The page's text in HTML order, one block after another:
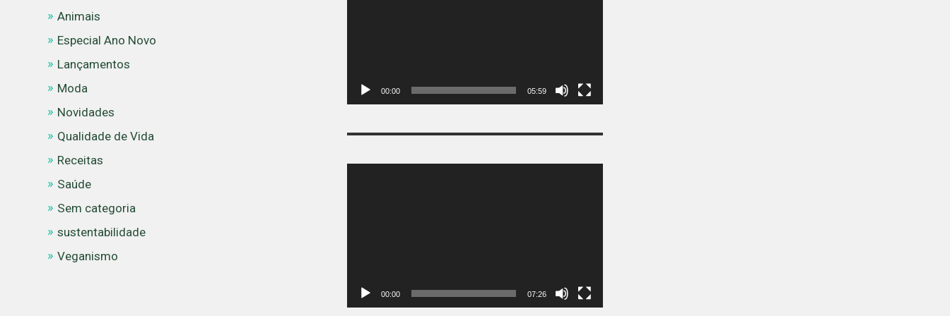
Animais
Especial Ano Novo
Lançamentos
Moda
Novidades
Qualidade de Vida
Receitas
Saúde
Sem categoria
sustentabilidade
Veganismo
00:00 05:59
00:00 07:26